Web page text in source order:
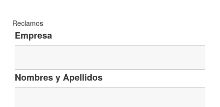
Reclamos
Empresa
Nombres y Apellidos